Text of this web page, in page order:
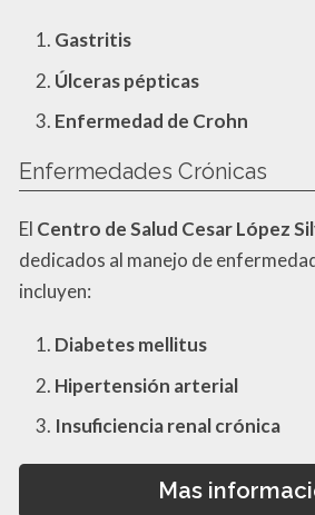
Gastritis
Úlceras pépticas
Enfermedad de Crohn
Enfermedades Crónicas
El Centro de Salud Cesar López
dedicados al manejo de
incluyen:
Diabetes mellitus
Hipertensión arterial
Insuficiencia renal crónica
Mas